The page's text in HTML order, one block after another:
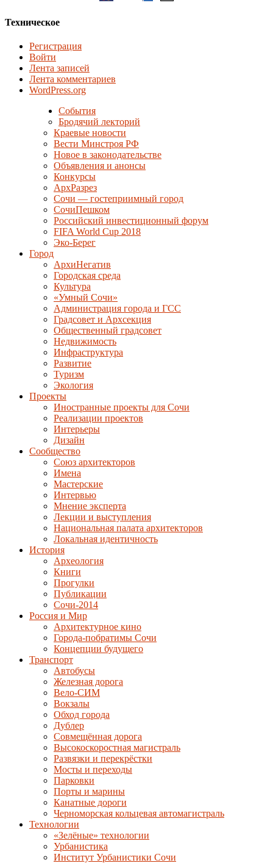
Техническое
Регистрация
Войти
Лента записей
Лента комментариев
WordPress.org
События
Бродячий лекторий
Краевые новости
Вести Минстроя РФ
Новое в законодательстве
Объявления и анонсы
Конкурсы
АрхРазрез
Сочи — гостеприимный город
СочиПешком
Российский инвестиционный форум
FIFA World Cup 2018
Эко-Берег
Город
АрхиНегатив
Городская среда
Культура
«Умный Сочи»
Администрация города и ГСС
Градсовет и Архсекция
Общественный градсовет
Недвижимость
Инфраструктура
Развитие
Туризм
Экология
Проекты
Иностранные проекты для Сочи
Реализации проектов
Интерьеры
Дизайн
Сообщество
Союз архитекторов
Имена
Мастерские
Интервью
Мнение эксперта
Лекции и выступления
Национальная палата архитекторов
Локальная идентичность
История
Археология
Книги
Прогулки
Публикации
Сочи-2014
Россия и Мир
Архитектурное кино
Города-побратимы Сочи
Концепции будущего
Транспорт
Автобусы
Железная дорога
Вело-СИМ
Вокзалы
Обход города
Дублер
Совмещённая дорога
Высокоскоростная магистраль
Развязки и перекрёстки
Мосты и переходы
Парковки
Порты и марины
Канатные дороги
Черноморская кольцевая автомагистраль
Технологии
«Зелёные» технологии
Урбанистика
Институт Урбанистики Сочи